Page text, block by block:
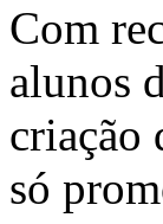
Com
alunos
criação
só